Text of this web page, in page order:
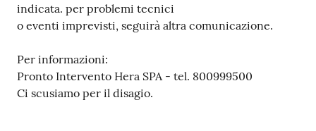
indicata. per problemi tecnici
o eventi imprevisti, seguirà altra comunicazione.
Per informazioni:
Pronto Intervento Hera SPA - tel. 800999500
Ci scusiamo per il disagio.